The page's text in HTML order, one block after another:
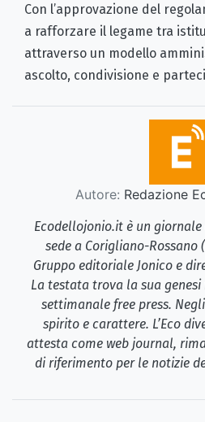
Con l’approvazione del
a rafforzare il legame tra
attraverso un modello
ascolto, condivisione e
Autore: Redazione
Ecodellojonio.it è un
sede a Corigliano-Rossano
Gruppo editoriale Jonico e
La testata trova la sua genesi
settimanale free press.
spirito e carattere. L’Eco
attesta come web journal,
di riferimento per le notizie